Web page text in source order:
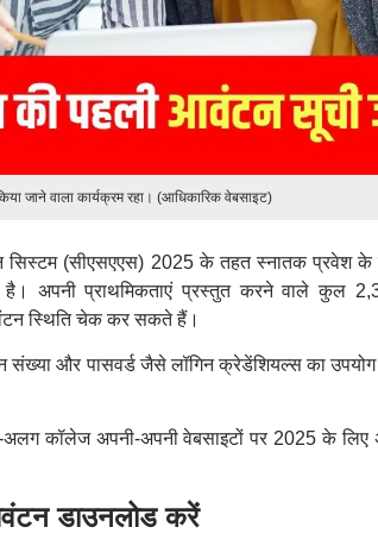
जाने वाला कार्यक्रम रहा। (आधिकारिक वेबसाइट)
सिस्टम (सीएसएएस) 2025 के तहत स्नातक प्रवेश
अपनी प्राथमिकताएं प्रस्तुत करने वाले कुल
स्थिति चेक कर सकते हैं।
और पासवर्ड जैसे लॉगिन क्रेडेंशियल्स का
कॉलेज अपनी-अपनी वेबसाइटों पर 2025 के
डाउनलोड करें